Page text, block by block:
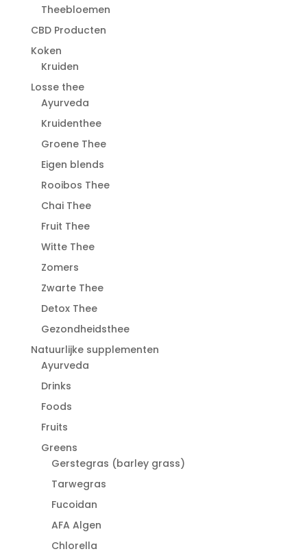
Theebloemen
CBD Producten
Koken
Kruiden
Losse thee
Ayurveda
Kruidenthee
Groene Thee
Eigen blends
Rooibos Thee
Chai Thee
Fruit Thee
Witte Thee
Zomers
Zwarte Thee
Detox Thee
Gezondheidsthee
Natuurlijke supplementen
Ayurveda
Drinks
Foods
Fruits
Greens
Gerstegras (barley grass)
Tarwegras
Fucoidan
AFA Algen
Chlorella